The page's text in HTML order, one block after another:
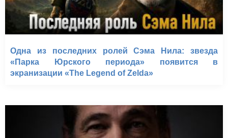
Одна из последних ролей Сэма Нила: звезда
«Парка Юрского периода» появится в
экранизации «The Legend of Zelda»